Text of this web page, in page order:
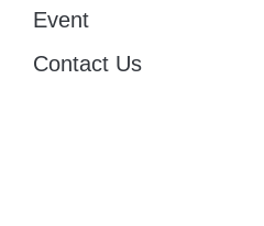
Event
Contact Us